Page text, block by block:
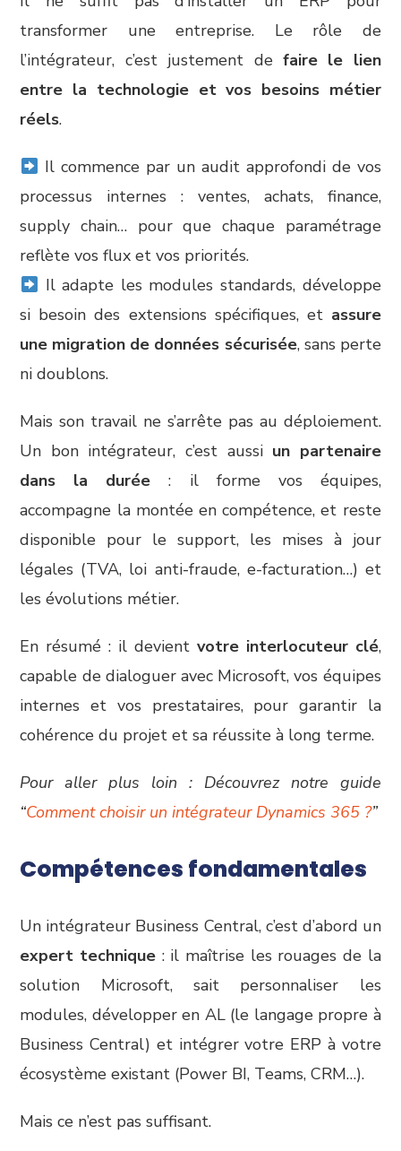
transformer une entreprise. Le rôle de
l’intégrateur, c’est justement de faire le lien
entre la technologie et vos besoins métier
réels.
Il commence par un audit approfondi de vos
processus internes : ventes, achats, finance,
supply chain… pour que chaque paramétrage
reflète vos flux et vos priorités.
Il adapte les modules standards, développe
si besoin des extensions spécifiques, et assure
une migration de données sécurisée, sans perte
ni doublons.
Mais son travail ne s’arrête pas au déploiement.
Un bon intégrateur, c’est aussi un partenaire
dans la durée : il forme vos équipes,
accompagne la montée en compétence, et reste
disponible pour le support, les mises à jour
légales (TVA, loi anti-fraude, e-facturation…) et
les évolutions métier.
En résumé : il devient votre interlocuteur clé,
capable de dialoguer avec Microsoft, vos équipes
internes et vos prestataires, pour garantir la
cohérence du projet et sa réussite à long terme.
Pour aller plus loin : Découvrez notre guide
“Comment choisir un intégrateur Dynamics 365 ?”
Compétences fondamentales
Un intégrateur Business Central, c’est d’abord un
expert technique : il maîtrise les rouages de la
solution Microsoft, sait personnaliser les
modules, développer en AL (le langage propre à
Business Central) et intégrer votre ERP à votre
écosystème existant (Power BI, Teams, CRM…).
Mais ce n’est pas suffisant.